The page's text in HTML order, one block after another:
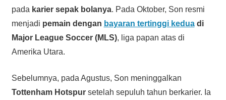
pada karier sepak bolanya. Pada Oktober, Son resmi
menjadi pemain dengan bayaran tertinggi keduadi
Major League Soccer (MLS), liga papan atas di
Amerika Utara.
Sebelumnya, pada Agustus, Son meninggalkan
Tottenham Hotspursetelah sepuluh tahun berkarier. Ia